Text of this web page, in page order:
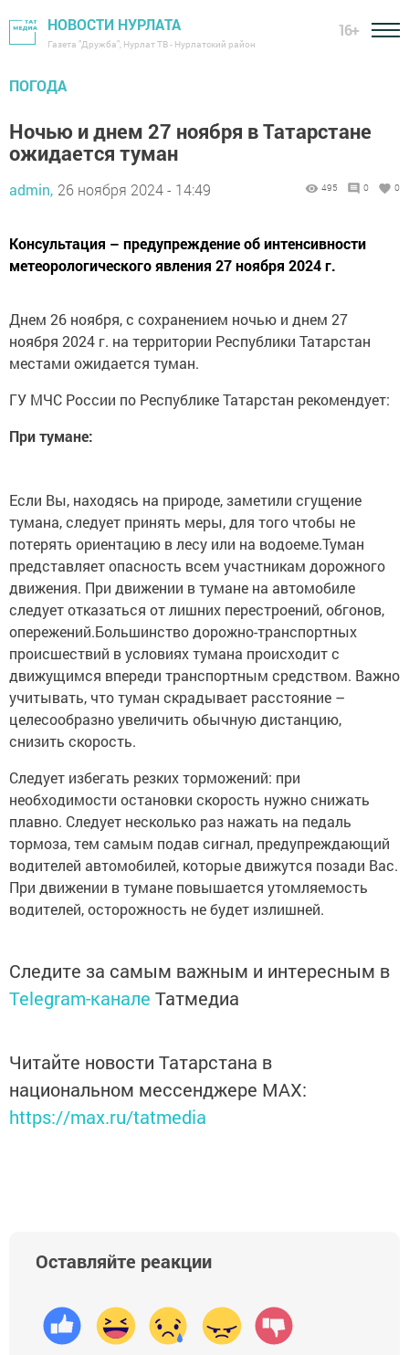
НОВОСТИ НУРЛАТА
Газета "Дружба", Нурлат ТВ - Нурлатский район
16+
ПОГОДА
Ночью и днем 27 ноября в Татарстане
ожидается туман
admin, 26 ноября 2024 - 14:49 495 0 0
Консультация – предупреждение об интенсивности
метеорологического явления 27 ноября 2024 г.
Днем 26 ноября, с сохранением ночью и днем 27
ноября 2024 г. на территории Республики Татарстан
местами ожидается туман.
ГУ МЧС России по Республике Татарстан рекомендует:
При тумане:
Если Вы, находясь на природе, заметили сгущение
тумана, следует принять меры, для того чтобы не
потерять ориентацию в лесу или на водоеме.Туман
представляет опасность всем участникам дорожного
движения. При движении в тумане на автомобиле
следует отказаться от лишних перестроений, обгонов,
опережений.Большинство дорожно-транспортных
происшествий в условиях тумана происходит с
движущимся впереди транспортным средством. Важно
учитывать, что туман скрадывает расстояние –
целесообразно увеличить обычную дистанцию,
снизить скорость.
Следует избегать резких торможений: при
необходимости остановки скорость нужно снижать
плавно. Следует несколько раз нажать на педаль
тормоза, тем самым подав сигнал, предупреждающий
водителей автомобилей, которые движутся позади Вас.
При движении в тумане повышается утомляемость
водителей, осторожность не будет излишней.
Следите за самым важным и интересным в
Telegram-канале Татмедиа
Читайте новости Татарстана в
национальном мессенджере MАХ:
https://max.ru/tatmedia
Оставляйте реакции